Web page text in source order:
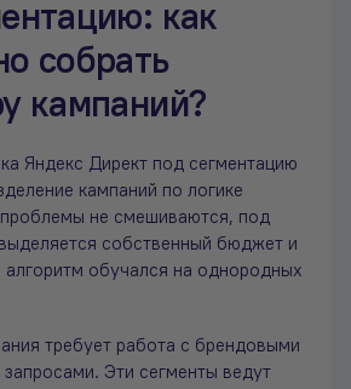
как
собрать
кампаний?
Яндекс Директ под сегментацию
кампаний по логике
проблемы не смешиваются, под
собственный бюджет и
алгоритм обучался на однородных
требует работа с брендовыми
Эти сегменты ведут